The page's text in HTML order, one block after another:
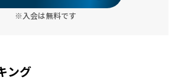
※入会は無料です
ング